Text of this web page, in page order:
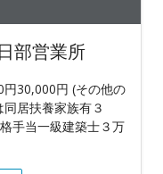
部営業所
30,000円 (その他の
居扶養家族有３
手当一級建築士３万